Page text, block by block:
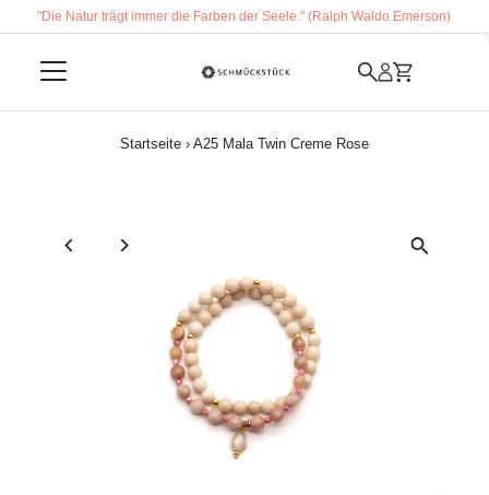
Direkt zum Inhalt
"Die Natur trägt immer die Farben der Seele." (Ralph Waldo Emerson)
Startseite › A25 Mala Twin Creme Rose